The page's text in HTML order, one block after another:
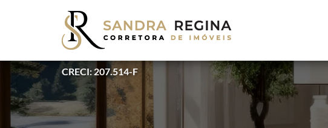
CRECI: 207.514-F